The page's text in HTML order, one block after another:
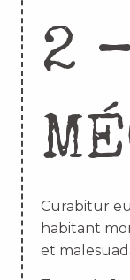
2 –
Curabitur
habitant
et